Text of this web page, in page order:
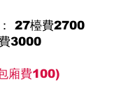
27檯費2700
3000
廂費100)